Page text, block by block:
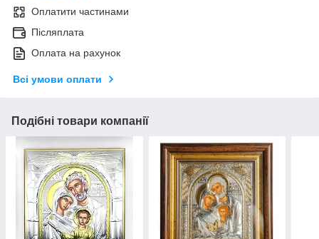
Оплатити частинами
Післяплата
Оплата на рахунок
Всі умови оплати
Подібні товари компанії